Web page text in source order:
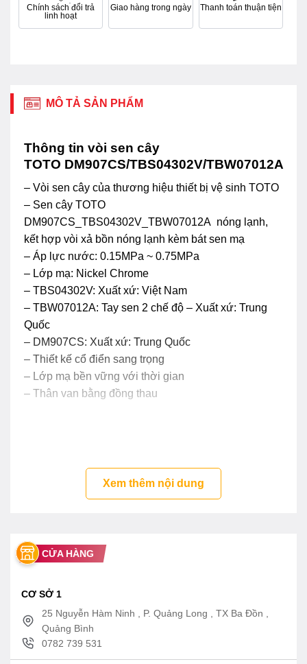
Chính sách đổi trả
linh hoạt
Giao hàng trong ngày Thanh toán thuận tiện
MÔ TẢ SẢN PHẨM
Thông tin vòi sen cây
TOTO DM907CS/TBS04302V/TBW07012A
– Vòi sen cây của thương hiệu thiết bị vệ sinh TOTO
– Sen cây TOTO
DM907CS_TBS04302V_TBW07012A nóng lạnh,
kết hợp vòi xả bồn nóng lạnh kèm bát sen mạ
– Áp lực nước: 0.15MPa ~ 0.75MPa
– Lớp mạ: Nickel Chrome
– TBS04302V: Xuất xứ: Việt Nam
– TBW07012A: Tay sen 2 chế độ – Xuất xứ: Trung
Quốc
– DM907CS: Xuất xứ: Trung Quốc
– Thiết kế cổ điển sang trọng
– Lớp mạ bền vững với thời gian
– Thân van bằng đồng thau
Xem thêm nội dung
CỬA HÀNG
CƠ SỞ 1
25 Nguyễn Hàm Ninh , P. Quảng Long , TX Ba Đồn ,
Quảng Bình
0782 739 531